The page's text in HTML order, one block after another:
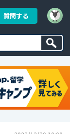
質問する